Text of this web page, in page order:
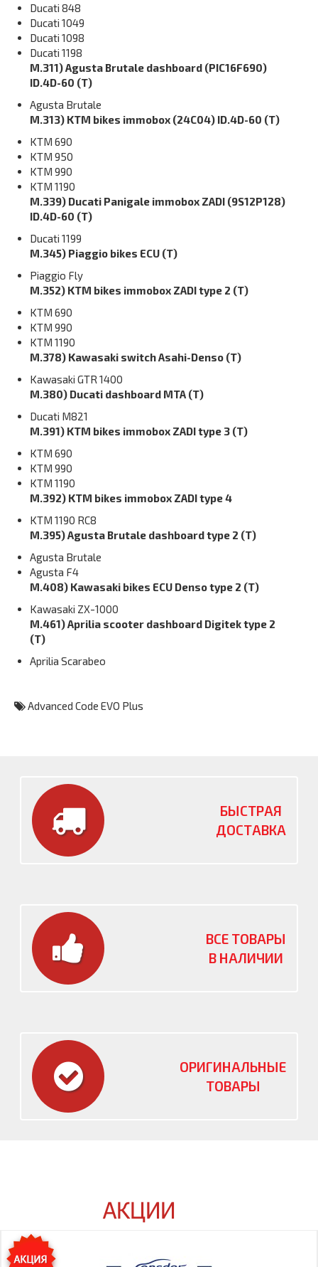
Ducati 848
Ducati 1049
Ducati 1098
Ducati 1198
M.311) Agusta Brutale dashboard (PIC16F690)
ID.4D-60 (T)
Agusta Brutale
M.313) KTM bikes immobox (24C04) ID.4D-60 (T)
KTM 690
KTM 950
KTM 990
KTM 1190
M.339) Ducati Panigale immobox ZADI (9S12P128)
ID.4D-60 (T)
Ducati 1199
M.345) Piaggio bikes ECU (T)
Piaggio Fly
M.352) KTM bikes immobox ZADI type 2 (T)
KTM 690
KTM 990
KTM 1190
M.378) Kawasaki switch Asahi-Denso (T)
Kawasaki GTR 1400
M.380) Ducati dashboard MTA (T)
Ducati M821
M.391) KTM bikes immobox ZADI type 3 (T)
KTM 690
KTM 990
KTM 1190
M.392) KTM bikes immobox ZADI type 4
KTM 1190 RC8
M.395) Agusta Brutale dashboard type 2 (T)
Agusta Brutale
Agusta F4
M.408) Kawasaki bikes ECU Denso type 2 (T)
Kawasaki ZX-1000
M.461) Aprilia scooter dashboard Digitek type 2
(T)
Aprilia Scarabeo
Advanced Code EVO Plus
БЫСТРАЯ
ДОСТАВКА
ВСЕ ТОВАРЫ
В НАЛИЧИИ
ОРИГИНАЛЬНЫЕ
ТОВАРЫ
АКЦИИ